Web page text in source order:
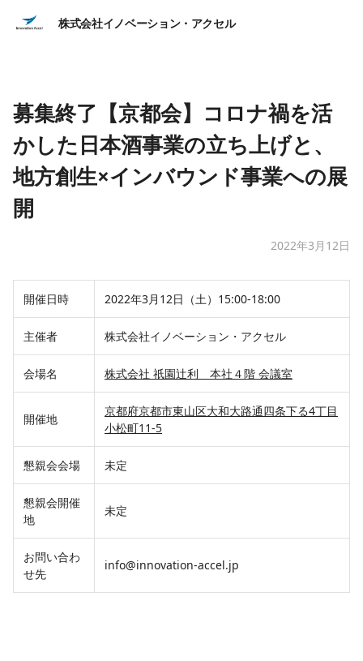
株式会社イノベーション・アクセル
募集終了【京都会】コロナ禍を活
かした日本酒事業の立ち上げと、
地方創生×インバウンド事業への展
開
2022年3月12日
開催日時 2022年3月12日（土）15:00-18:00
主催者 株式会社イノベーション・アクセル
会場名 株式会社 祇園辻利 本社４階 会議室
開催地
京都府京都市東山区大和大路通四条下る4丁目
小松町11-5
懇親会会場 未定
懇親会開催
地
未定
お問い合わ
せ先
info@innovation-accel.jp